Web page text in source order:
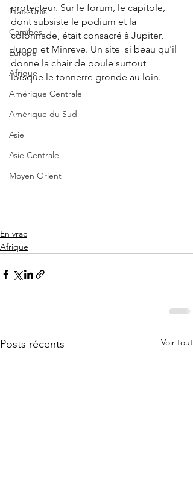
États-Unis
Caraïbes
Europe
Afrique
Amérique Centrale
Amérique du Sud
Asie
Asie Centrale
Moyen Orient
protecteur. Sur le forum, le capitole,
dont subsiste le podium et la
colonnade, était consacré à Jupiter,
Junon et Minreve. Un site  si beau qu'il
donne la chair de poule surtout
lorsque le tonnerre gronde au loin.
En vrac
Afrique
Posts récents Voir tout